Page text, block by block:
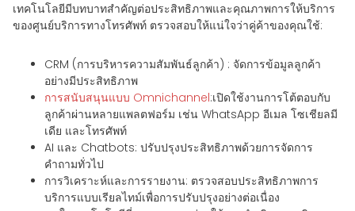
เทคโนโลยีมีบทบาทสำคัญต่อประสิทธิภาพและคุณภาพการให้บริการ
ของศูนย์บริการทางโทรศัพท์ ตรวจสอบให้แน่ใจว่าคู่ค้าของคุณใช้:
CRM (การบริหารความสัมพันธ์ลูกค้า) : จัดการข้อมูลลูกค้า
อย่างมีประสิทธิภาพ
การสนับสนุนแบบ Omnichannel:เปิดใช้งานการโต้ตอบกับ
ลูกค้าผ่านหลายแพลตฟอร์ม เช่น WhatsApp อีเมล โซเชียลมี
เดีย และโทรศัพท์
AI และ Chatbots: ปรับปรุงประสิทธิภาพด้วยการจัดการ
คำถามทั่วไป
การวิเคราะห์และการรายงาน: ตรวจสอบประสิทธิภาพการ
บริการแบบเรียลไทม์เพื่อการปรับปรุงอย่างต่อเนื่อง